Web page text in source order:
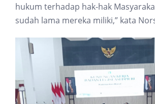
hukum terhadap hak-hak
sudah lama mereka miliki,” kata